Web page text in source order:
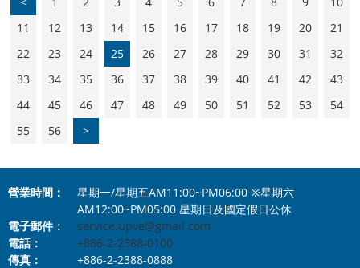
11
12 13 14 15 16 17 18 19 20
21
22
23 24 25 26 27 28 29 30 31
32
33
34 35 36 37 38 39 40 41 42
43
44
45 46 47 48 49 50 51 52 53
54
55
56 >
營業時間：
星期一/星期五AM11:00~PM06:00 ※星期六
AM12:00~PM05:00 星期日及國定假日公休
電子郵件：
service.upve@gmail.com
電話：
+886-2-2388-0100
傳真：
+886-2-2388-0888